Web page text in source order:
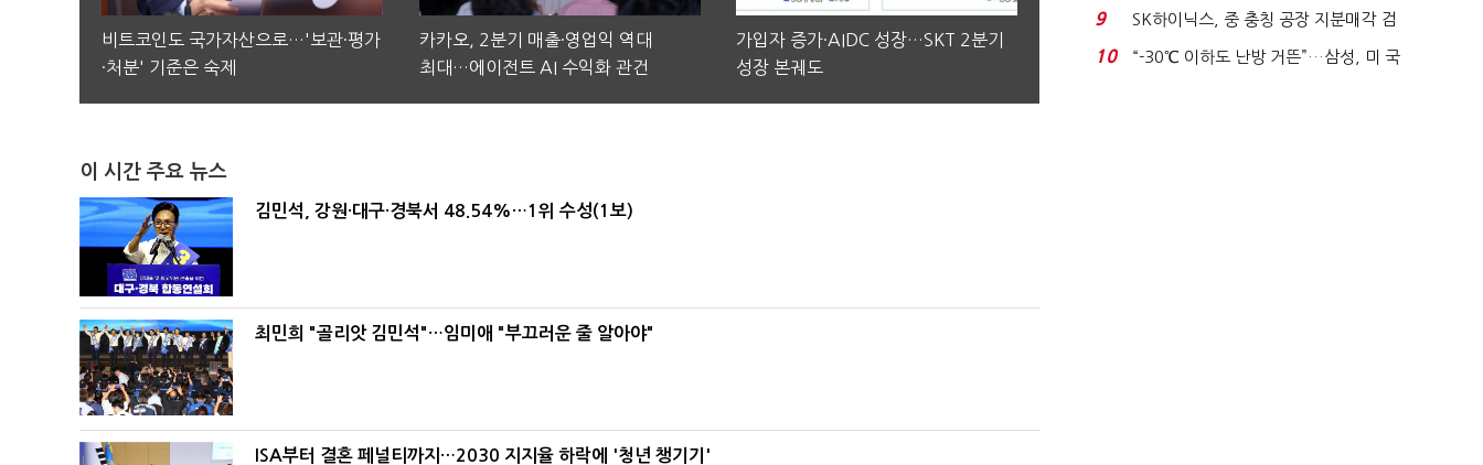
비트코인도 국가자산으로…'보관·평가
·처분' 기준은 숙제
카카오, 2분기 매출·영업익 역대
최대…에이전트 AI 수익화 관건
가입자 증가·AIDC 성장…SKT 2분기
성장 본궤도
이 시간 주요 뉴스
김민석, 강원·대구·경북서 48.54%…1위 수성(1보)
최민희 "골리앗 김민석"…임미애 "부끄러운 줄 알아야"
ISA부터 결혼 페널티까지…2030 지지율 하락에 '청년 챙기기'
친청계 "신천지 오...
9
SK하이닉스, 중 충칭 공장 지분매각 검
토?…“확정된 바...
10
“-30℃ 이하도 난방 거뜬”…삼성, 미 국